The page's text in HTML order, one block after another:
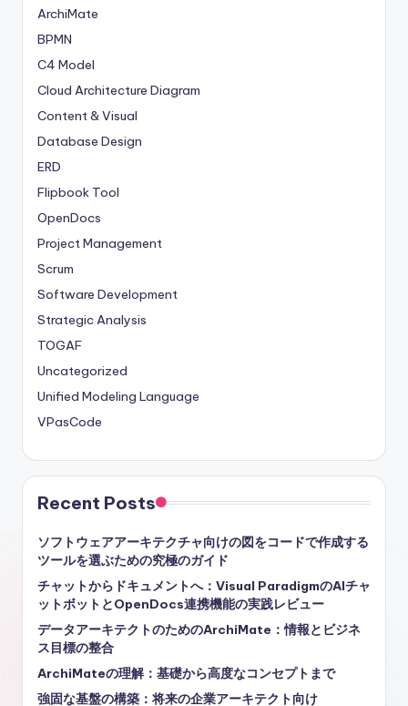
ArchiMate
BPMN
C4 Model
Cloud Architecture Diagram
Content & Visual
Database Design
ERD
Flipbook Tool
OpenDocs
Project Management
Scrum
Software Development
Strategic Analysis
TOGAF
Uncategorized
Unified Modeling Language
VPasCode
Recent Posts
ソフトウェアアーキテクチャ向けの図をコードで作成する
ツールを選ぶための究極のガイド
チャットからドキュメントへ：Visual ParadigmのAIチャ
ットボットとOpenDocs連携機能の実践レビュー
データアーキテクトのためのArchiMate：情報とビジネ
ス目標の整合
ArchiMateの理解：基礎から高度なコンセプトまで
強固な基盤の構築：将来の企業アーキテクト向け